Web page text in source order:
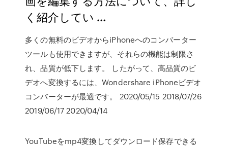
く紹介してい …
多くの無料のビデオからiPhoneへのコンバーター
ツールも使用できますが、それらの機能は制限さ
れ、品質が低下します。 したがって、高品質のビ
デオへ変換するには、Wondershare iPhoneビデオ
コンバーターが最適です。 2020/05/15 2018/07/26
2019/06/17 2020/04/14
YouTubeをmp4変換してダウンロード保存できる